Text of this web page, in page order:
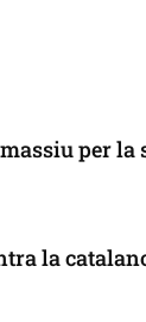
per la
la